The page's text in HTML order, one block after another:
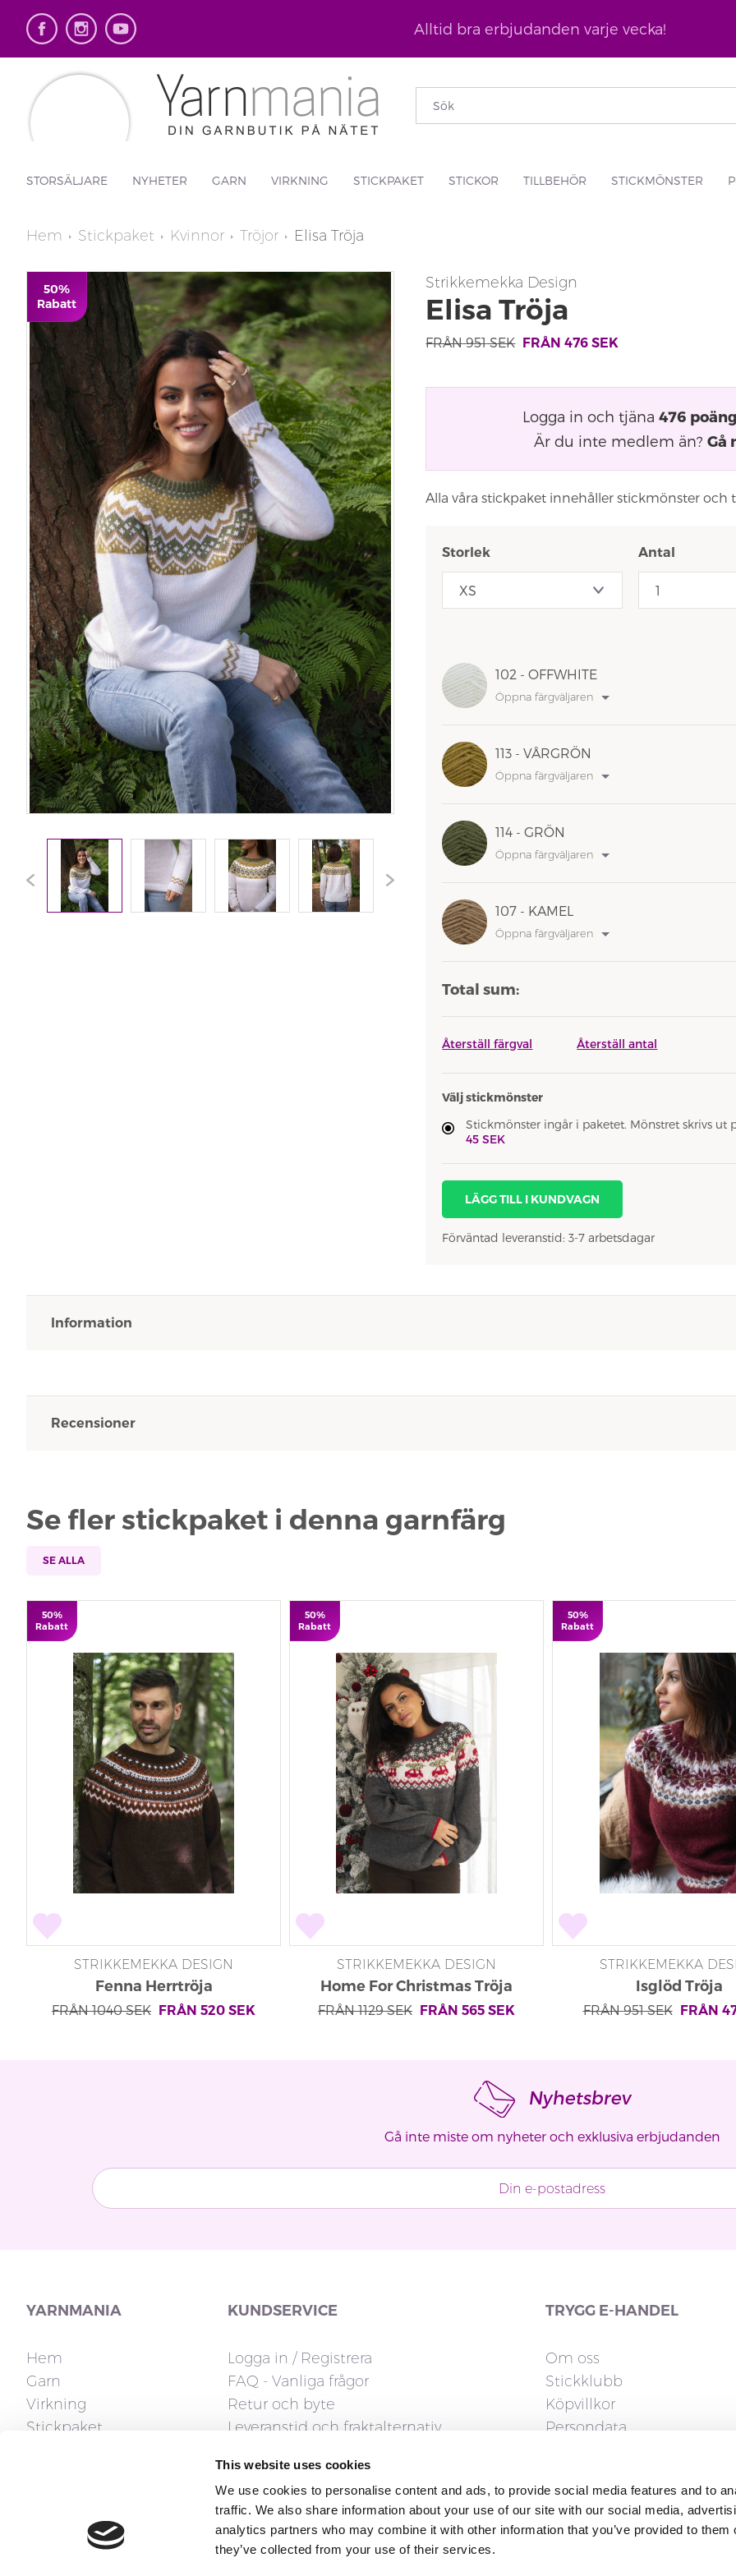
This website uses cookies
We use cookies to personalise content and ads, to provide social media features and to
traffic. We also share information about your use of our site with our social media,
analytics partners who may combine it with other information that you’ve provided to them
they’ve collected from your use of their services.
Alltid bra erbjudanden varje vecka!
STORSÄLJARE NYHETER GARN VIRKNING STICKPAKET STICKOR TILLBEHÖR STICKMÖNSTER
Hem Stickpaket Kvinnor Tröjor Elisa Tröja
50%
Rabatt
Strikkemekka Design
Elisa Tröja
FRÅN 951SEK FRÅN 476 SEK
Logga in och tjäna476 poäng
Är du inte medlem än?Gå
Alla våra stickpaket innehåller stickmönster och
Storlek Antal
102 - OFFWHITE
Öppna färgväljaren
113 - VÅRGRÖN
Öppna färgväljaren
114 - GRÖN
Öppna färgväljaren
107 - KAMEL
Öppna färgväljaren
Total sum:
Återställ färgval Återställ antal
Välj stickmönster
Stickmönster ingår i paketet. Mönstret skrivs ut
45 SEK
LÄGG TILL I KUNDVAGN
Förväntad leveranstid: 3-7 arbetsdagar
Information
Recensioner
Se fler stickpaket i denna garnfärg
SE ALLA
50%
Rabatt
STRIKKEMEKKA DESIGN
Fenna Herrtröja
FRÅN 1040SEK FRÅN 520 SEK
50%
Rabatt
STRIKKEMEKKA DESIGN
Home For Christmas Tröja
FRÅN 1129SEK FRÅN 565 SEK
50%
Rabatt
STRIKKEMEKKA
Isglöd Tröja
FRÅN 951SEK FRÅN
Nyhetsbrev
Gå inte miste om nyheter och exklusiva erbjudanden
YARNMANIA
Hem
Garn
Virkning
Stickpaket
Presentkort
KUNDSERVICE
Logga in / Registrera
FAQ - Vanliga frågor
Retur och byte
Leveranstid och fraktalternativ
Reklamation och ångerrätt
Kontakta oss
TRYGG E-HANDEL
Om oss
Stickklubb
Köpvillkor
Persondata